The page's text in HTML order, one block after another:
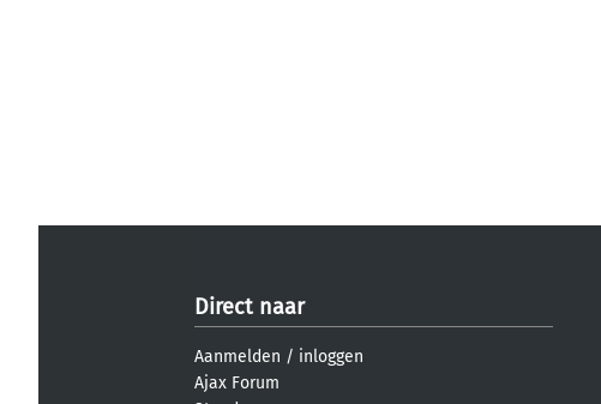
Direct naar
Aanmelden / inloggen
Ajax Forum